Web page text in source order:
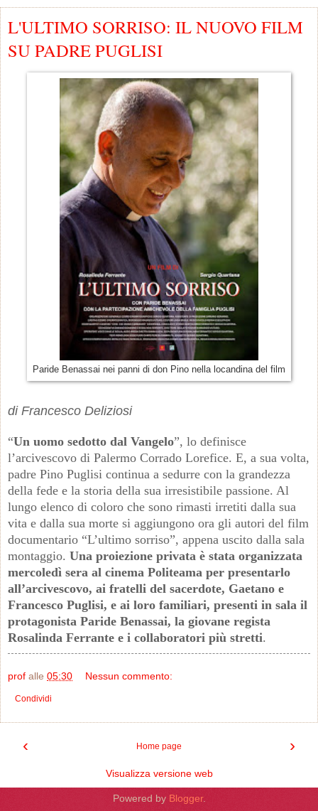
L'ULTIMO SORRISO: IL NUOVO FILM
SU PADRE PUGLISI
Paride Benassai nei panni di don Pino nella locandina del film
di Francesco Deliziosi
“Un uomo sedotto dal Vangelo”, lo definisce
l’arcivescovo di Palermo Corrado Lorefice. E, a sua volta,
padre Pino Puglisi continua a sedurre con la grandezza
della fede e la storia della sua irresistibile passione. Al
lungo elenco di coloro che sono rimasti irretiti dalla sua
vita e dalla sua morte si aggiungono ora gli autori del film
documentario “L’ultimo sorriso”, appena uscito dalla sala
montaggio. Una proiezione privata è stata organizzata
mercoledì sera al cinema Politeama per presentarlo
all’arcivescovo, ai fratelli del sacerdote, Gaetano e
Francesco Puglisi, e ai loro familiari, presenti in sala il
protagonista Paride Benassai, la giovane regista
Rosalinda Ferrante e i collaboratori più stretti.
prof alle 05:30 Nessun commento:
Condividi
‹ ›
Home page
Visualizza versione web
Powered by Blogger.